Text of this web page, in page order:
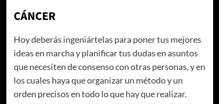
CÁNCER
Hoy deberás ingeniártelas para poner tus mejores
ideas en marcha y planificar tus dudas en asuntos
que necesiten de consenso con otras personas, y en
los cuales haya que organizar un método y un
orden precisos en todo lo que hay que realizar.